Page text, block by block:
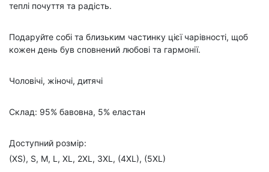
теплі почуття та радість.
Подаруйте собі та близьким частинку цієї чарівності, щоб
кожен день був сповнений любові та гармонії.
Чоловічі, жіночі, дитячі
Склад: 95% бавовна, 5% еластан
Доступний розмір:
(XS), S, M, L, XL, 2XL, 3XL, (4XL), (5XL)